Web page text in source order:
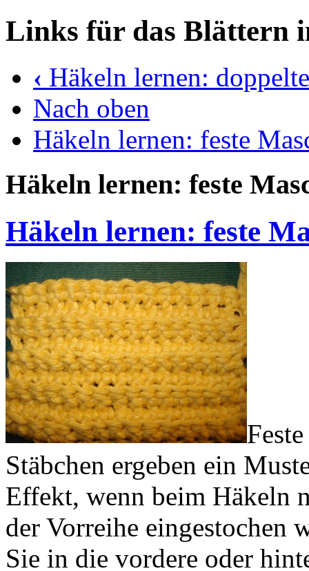
Links für das Blättern
‹ Häkeln lernen:
Nach oben
Häkeln lernen: feste
Häkeln lernen: feste
Häkeln lernen: feste
Stäbchen ergeben ein
Effekt, wenn beim Häkeln
der Vorreihe eingestochen
Sie in die vordere oder